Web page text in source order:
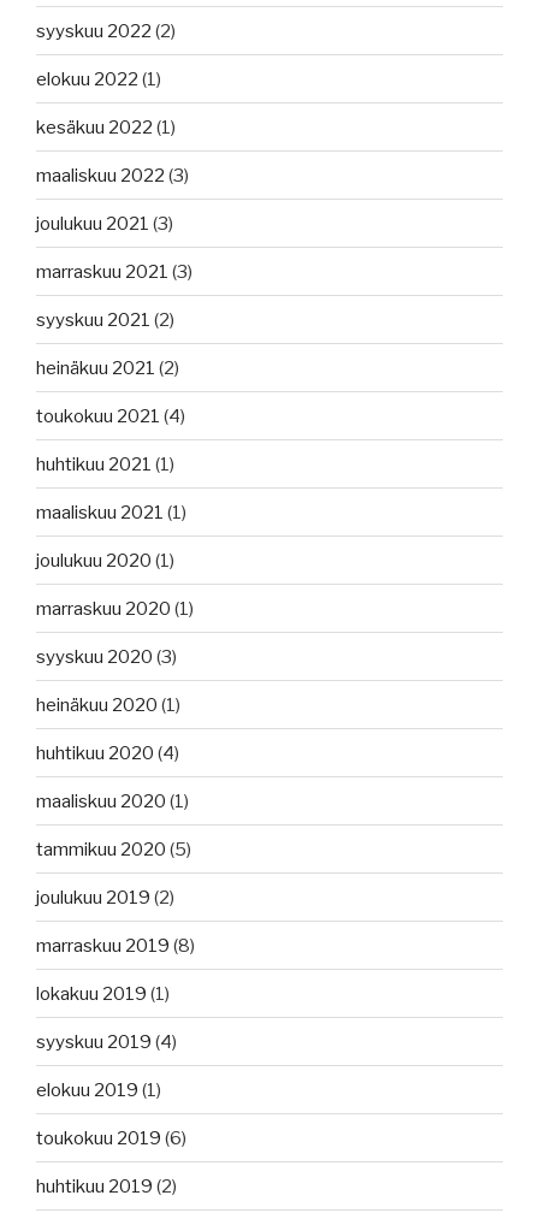
syyskuu 2022 (2)
elokuu 2022 (1)
kesäkuu 2022 (1)
maaliskuu 2022 (3)
joulukuu 2021 (3)
marraskuu 2021 (3)
syyskuu 2021 (2)
heinäkuu 2021 (2)
toukokuu 2021 (4)
huhtikuu 2021 (1)
maaliskuu 2021 (1)
joulukuu 2020 (1)
marraskuu 2020 (1)
syyskuu 2020 (3)
heinäkuu 2020 (1)
huhtikuu 2020 (4)
maaliskuu 2020 (1)
tammikuu 2020 (5)
joulukuu 2019 (2)
marraskuu 2019 (8)
lokakuu 2019 (1)
syyskuu 2019 (4)
elokuu 2019 (1)
toukokuu 2019 (6)
huhtikuu 2019 (2)